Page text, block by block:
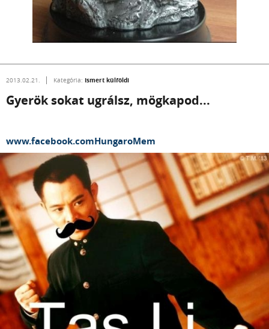
2013.02.21. Kategória: Ismert külföldi
Gyerök sokat ugrálsz, mögkapod...
www.facebook.comHungaroMem